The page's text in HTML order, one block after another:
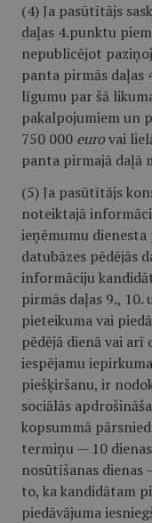
(4) Ja pasūtītājs
daļas 4.punktu
nepublicējot
panta pirmās daļas
līgumu par šā
pakalpojumiem un
750 000 eurovai
panta pirmajā daļā
(5) Ja pasūtītājs
noteiktajā
ieņēmumu
datubāzes pēdējās
informāciju
pirmās daļas 9.,
pieteikuma vai
pēdējā dienā vai arī
iespējamu
piešķiršanu, ir
sociālās
kopsummā
termiņu — 10
nosūtīšanas dienas
to, ka kandidātam
piedāvājuma